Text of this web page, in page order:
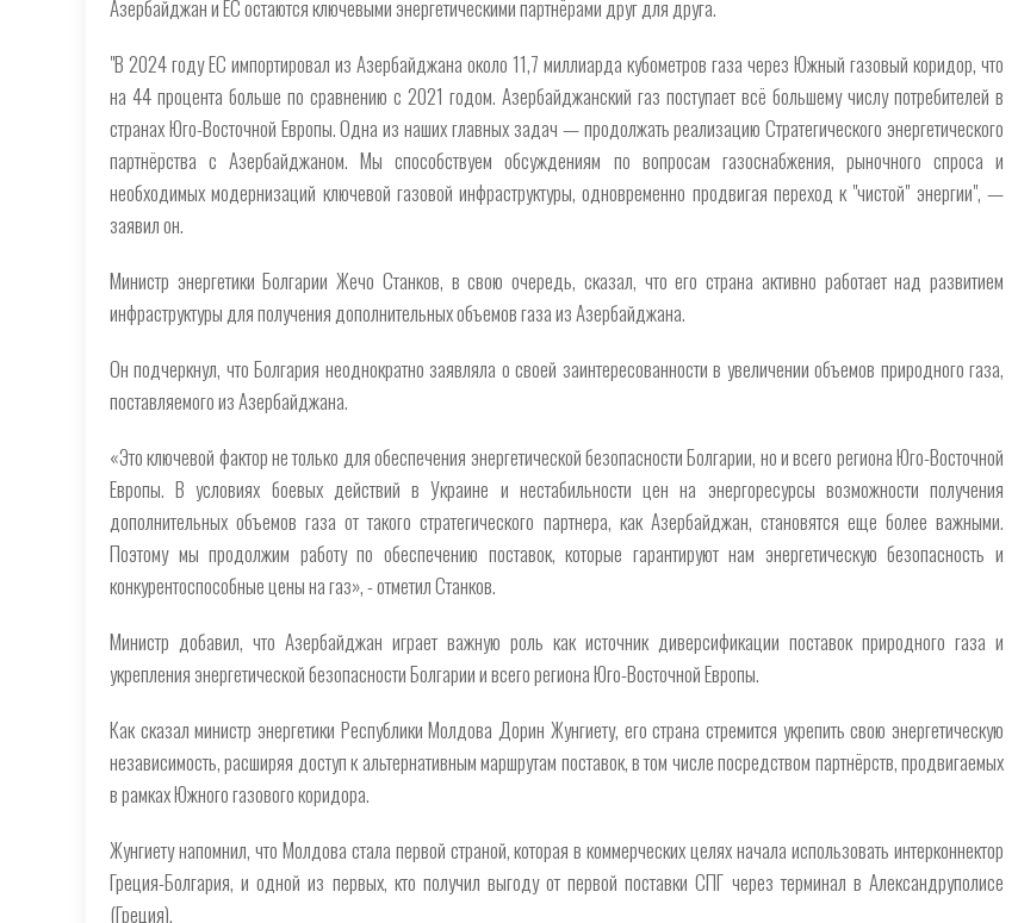
Азербайджан и ЕС остаются ключевыми энергетическими партнёрами друг для друга.
"В 2024 году ЕС импортировал из Азербайджана около 11,7 миллиарда кубометров газа через Южный газовый коридор, что
на 44 процента больше по сравнению с 2021 годом. Азербайджанский газ поступает всё большему числу потребителей в
странах Юго-Восточной Европы. Одна из наших главных задач — продолжать реализацию Стратегического энергетического
партнёрства с Азербайджаном. Мы способствуем обсуждениям по вопросам газоснабжения, рыночного спроса и
необходимых модернизаций ключевой газовой инфраструктуры, одновременно продвигая переход к "чистой" энергии", —
заявил он.
Министр энергетики Болгарии Жечо Станков, в свою очередь, сказал, что его страна активно работает над развитием
инфраструктуры для получения дополнительных объемов газа из Азербайджана.
Он подчеркнул, что Болгария неоднократно заявляла о своей заинтересованности в увеличении объемов природного газа,
поставляемого из Азербайджана.
«Это ключевой фактор не только для обеспечения энергетической безопасности Болгарии, но и всего региона Юго-Восточной
Европы. В условиях боевых действий в Украине и нестабильности цен на энергоресурсы возможности получения
дополнительных объемов газа от такого стратегического партнера, как Азербайджан, становятся еще более важными.
Поэтому мы продолжим работу по обеспечению поставок, которые гарантируют нам энергетическую безопасность и
конкурентоспособные цены на газ», - отметил Станков.
Министр добавил, что Азербайджан играет важную роль как источник диверсификации поставок природного газа и
укрепления энергетической безопасности Болгарии и всего региона Юго-Восточной Европы.
Как сказал министр энергетики Республики Молдова Дорин Жунгиету, его страна стремится укрепить свою энергетическую
независимость, расширяя доступ к альтернативным маршрутам поставок, в том числе посредством партнёрств, продвигаемых
в рамках Южного газового коридора.
Жунгиету напомнил, что Молдова стала первой страной, которая в коммерческих целях начала использовать интерконнектор
Греция-Болгария, и одной из первых, кто получил выгоду от первой поставки СПГ через терминал в Александруполисе
(Греция).